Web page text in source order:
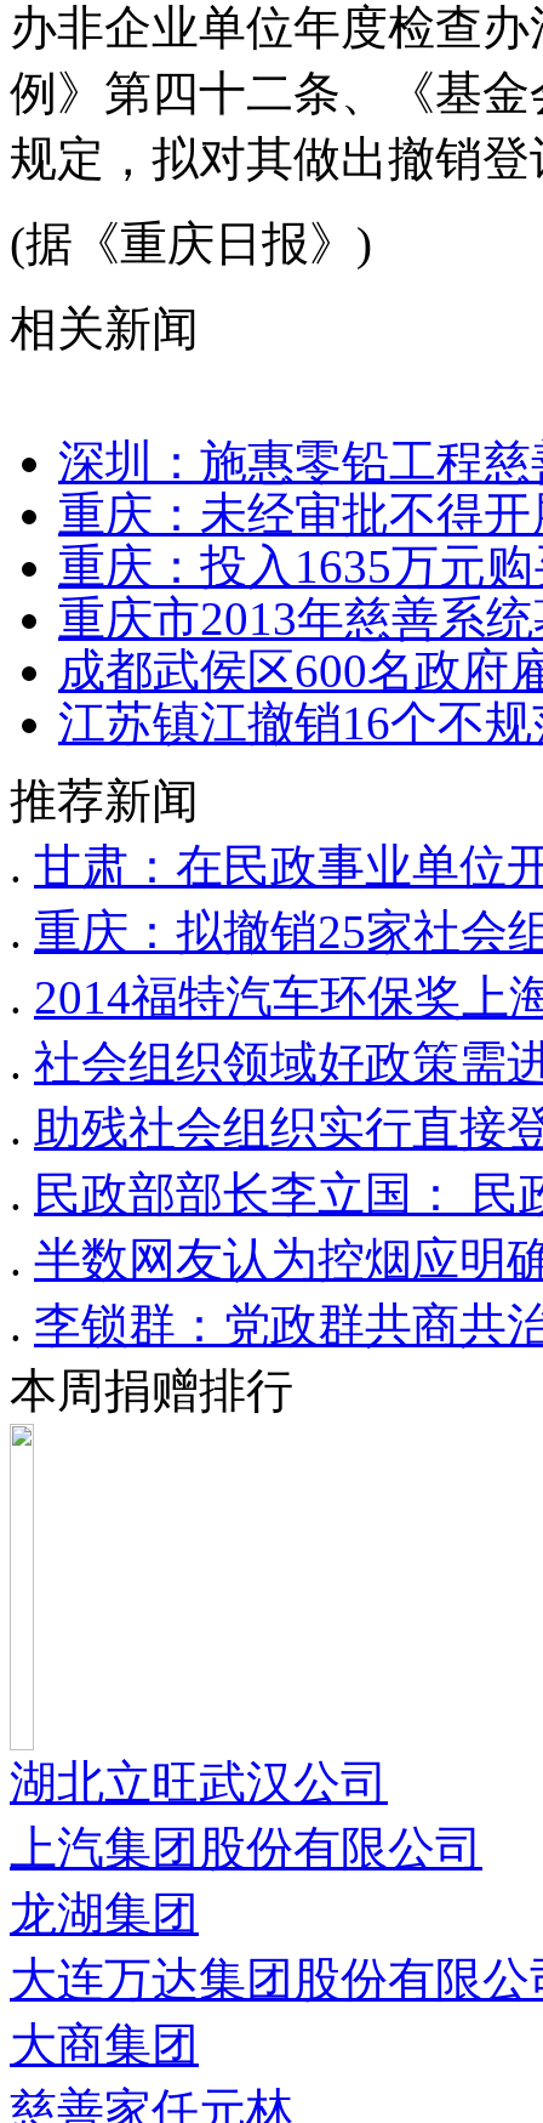
办非企业单位年度检查
例》第四十二条、《基
规定，拟对其做出撤销
(据《重庆日报》)
相关新闻
深圳：施惠零铅工程
重庆：未经审批不得
重庆：投入1635万元
重庆市2013年慈善系
成都武侯区600名政府
江苏镇江撤销16个不
推荐新闻
. 甘肃：在民政事业单位
. 重庆：拟撤销25家社会
. 2014福特汽车环保奖上
. 社会组织领域好政策需
. 助残社会组织实行直接
. 民政部部长李立国：
. 半数网友认为控烟应明
. 李锁群：党政群共商共
本周捐赠排行
湖北立旺武汉公司
上汽集团股份有限公司
龙湖集团
大连万达集团股份有限公
大商集团
慈善家任元林